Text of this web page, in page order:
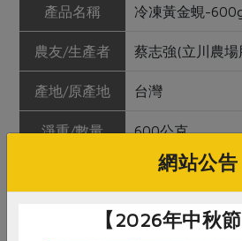
產品名稱 冷凍黃金蜆-
農友/生產者 蔡志強(立川農
產地/原產地 台灣
淨重/數量 600公克
黃金蜆
冷凍未開封可保
網站公告
【2026年中秋節